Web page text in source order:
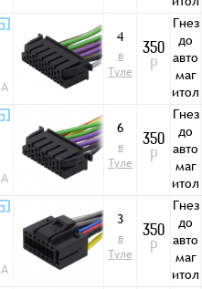
ы
A
4
в
Туле
350
Р
Гнез
до
авто
маг
итол
ы
A
6
в
Туле
350
Р
Гнез
до
авто
маг
итол
ы
A
3
в
Туле
350
Р
Гнез
до
авто
маг
итол